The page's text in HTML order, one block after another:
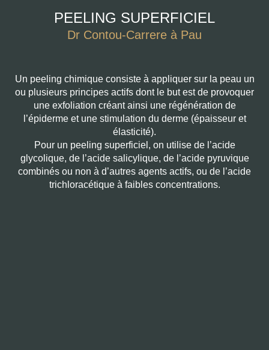
PEELING SUPERFICIEL
Dr Contou-Carrere à Pau
Un peeling chimique consiste à appliquer sur la peau un
ou plusieurs principes actifs dont le but est de provoquer
une exfoliation créant ainsi une régénération de
l’épiderme et une stimulation du derme (épaisseur et
élasticité).
Pour un peeling superficiel, on utilise de l’acide
glycolique, de l’acide salicylique, de l’acide pyruvique
combinés ou non à d’autres agents actifs, ou de l’acide
trichloracétique à faibles concentrations.